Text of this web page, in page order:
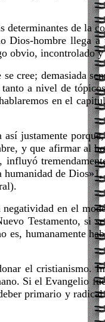
determinantes de la
Dios-hombre llega
obvio, incontrolado y
cree; demasiada
a nivel de
en el
justamente
y que afirmar al
de
en el
Testamento, si
es, humanamente
el cristianismo.
Si el Evangelio
primario y